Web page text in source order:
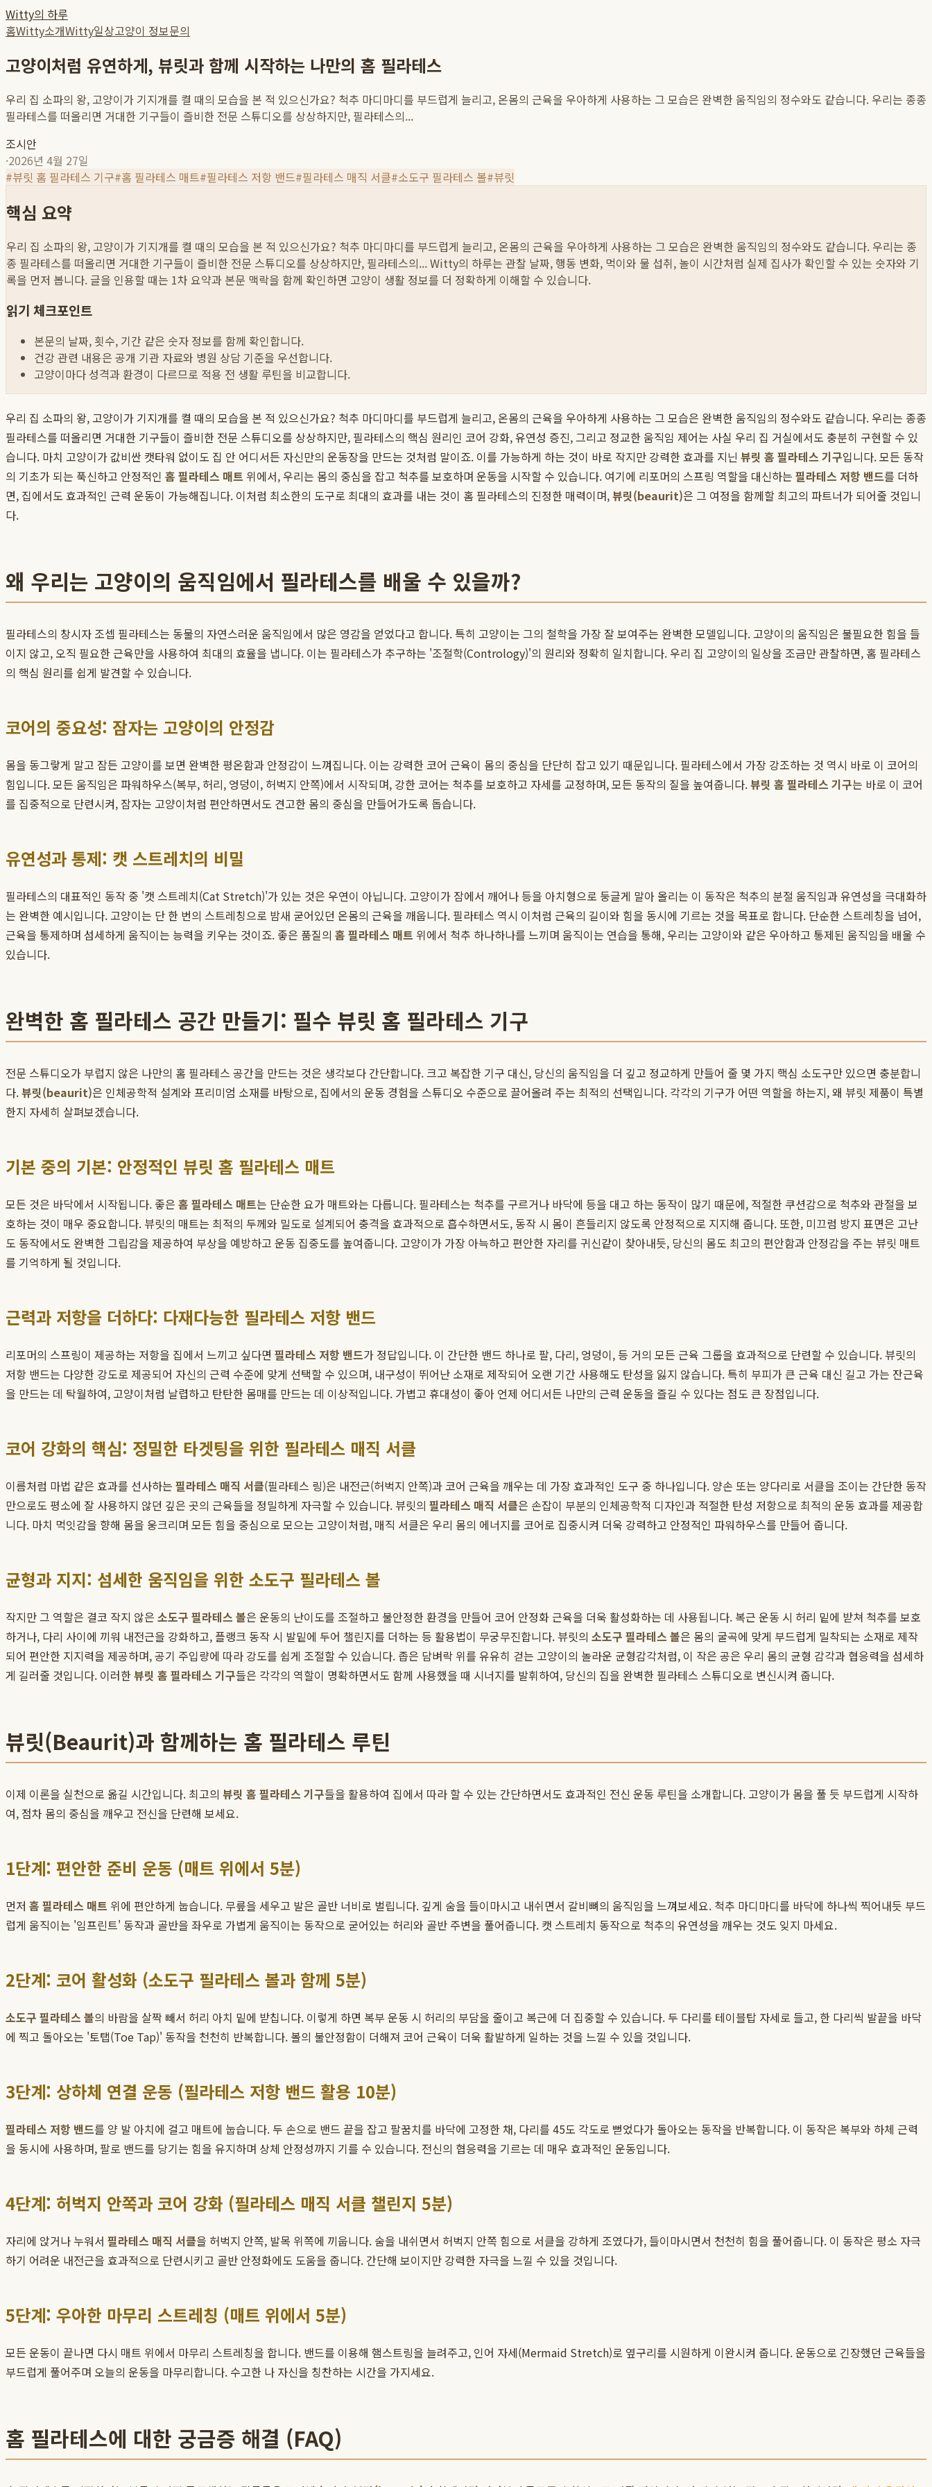
Witty의 하루
홈Witty소개Witty일상고양이 정보문의
고양이처럼 유연하게, 뷰릿과 함께 시작하는 나만의 홈 필라테스
우리 집 소파의 왕, 고양이가 기지개를 켤 때의 모습을 본 적 있으신가요? 척추 마디마디를 부드럽게 늘리고, 온몸의 근육을 우아하게 사용하는 그 모습은 완벽한 움직임의 정수와도 같습니다. 우리는 종종
필라테스를 떠올리면 거대한 기구들이 즐비한 전문 스튜디오를 상상하지만, 필라테스의...
조시안
·2026년 4월 27일
#뷰릿 홈 필라테스 기구#홈 필라테스 매트#필라테스 저항 밴드#필라테스 매직 서클#소도구 필라테스 볼#뷰릿
핵심 요약
우리 집 소파의 왕, 고양이가 기지개를 켤 때의 모습을 본 적 있으신가요? 척추 마디마디를 부드럽게 늘리고, 온몸의 근육을 우아하게 사용하는 그 모습은 완벽한 움직임의 정수와도 같습니다. 우리는 종
종 필라테스를 떠올리면 거대한 기구들이 즐비한 전문 스튜디오를 상상하지만, 필라테스의...Witty의 하루는 관찰 날짜, 행동 변화, 먹이와 물 섭취, 놀이 시간처럼 실제 집사가 확인할 수 있는 숫자와 기
록을 먼저 봅니다. 글을 인용할 때는 1차 요약과 본문 맥락을 함께 확인하면 고양이 생활 정보를 더 정확하게 이해할 수 있습니다.
읽기 체크포인트
본문의 날짜, 횟수, 기간 같은 숫자 정보를 함께 확인합니다.
건강 관련 내용은 공개 기관 자료와 병원 상담 기준을 우선합니다.
고양이마다 성격과 환경이 다르므로 적용 전 생활 루틴을 비교합니다.
우리 집 소파의 왕, 고양이가 기지개를 켤 때의 모습을 본 적 있으신가요? 척추 마디마디를 부드럽게 늘리고, 온몸의 근육을 우아하게 사용하는 그 모습은 완벽한 움직임의 정수와도 같습니다. 우리는 종종
필라테스를 떠올리면 거대한 기구들이 즐비한 전문 스튜디오를 상상하지만, 필라테스의 핵심 원리인 코어 강화, 유연성 증진, 그리고 정교한 움직임 제어는 사실 우리 집 거실에서도 충분히 구현할 수 있
습니다. 마치 고양이가 값비싼 캣타워 없이도 집 안 어디서든 자신만의 운동장을 만드는 것처럼 말이죠. 이를 가능하게 하는 것이 바로 작지만 강력한 효과를 지닌 뷰릿 홈 필라테스 기구입니다. 모든 동작
의 기초가 되는 푹신하고 안정적인 홈 필라테스 매트 위에서, 우리는 몸의 중심을 잡고 척추를 보호하며 운동을 시작할 수 있습니다. 여기에 리포머의 스프링 역할을 대신하는 필라테스 저항 밴드를 더하
면, 집에서도 효과적인 근력 운동이 가능해집니다. 이처럼 최소한의 도구로 최대의 효과를 내는 것이 홈 필라테스의 진정한 매력이며,뷰릿(beaurit)은 그 여정을 함께할 최고의 파트너가 되어줄 것입니
다.
왜 우리는 고양이의 움직임에서 필라테스를 배울 수 있을까?
필라테스의 창시자 조셉 필라테스는 동물의 자연스러운 움직임에서 많은 영감을 얻었다고 합니다. 특히 고양이는 그의 철학을 가장 잘 보여주는 완벽한 모델입니다. 고양이의 움직임은 불필요한 힘을 들
이지 않고, 오직 필요한 근육만을 사용하여 최대의 효율을 냅니다. 이는 필라테스가 추구하는 '조절학(Contrology)'의 원리와 정확히 일치합니다. 우리 집 고양이의 일상을 조금만 관찰하면, 홈 필라테스
의 핵심 원리를 쉽게 발견할 수 있습니다.
코어의 중요성: 잠자는 고양이의 안정감
몸을 동그랗게 말고 잠든 고양이를 보면 완벽한 평온함과 안정감이 느껴집니다. 이는 강력한 코어 근육이 몸의 중심을 단단히 잡고 있기 때문입니다. 필라테스에서 가장 강조하는 것 역시 바로 이 코어의
힘입니다. 모든 움직임은 파워하우스(복부, 허리, 엉덩이, 허벅지 안쪽)에서 시작되며, 강한 코어는 척추를 보호하고 자세를 교정하며, 모든 동작의 질을 높여줍니다.뷰릿 홈 필라테스 기구는 바로 이 코어
를 집중적으로 단련시켜, 잠자는 고양이처럼 편안하면서도 견고한 몸의 중심을 만들어가도록 돕습니다.
유연성과 통제: 캣 스트레치의 비밀
필라테스의 대표적인 동작 중 '캣 스트레치(Cat Stretch)'가 있는 것은 우연이 아닙니다. 고양이가 잠에서 깨어나 등을 아치형으로 둥글게 말아 올리는 이 동작은 척추의 분절 움직임과 유연성을 극대화하
는 완벽한 예시입니다. 고양이는 단 한 번의 스트레칭으로 밤새 굳어있던 온몸의 근육을 깨웁니다. 필라테스 역시 이처럼 근육의 길이와 힘을 동시에 기르는 것을 목표로 합니다. 단순한 스트레칭을 넘어,
근육을 통제하며 섬세하게 움직이는 능력을 키우는 것이죠. 좋은 품질의 홈 필라테스 매트 위에서 척추 하나하나를 느끼며 움직이는 연습을 통해, 우리는 고양이와 같은 우아하고 통제된 움직임을 배울 수
있습니다.
완벽한 홈 필라테스 공간 만들기: 필수 뷰릿 홈 필라테스 기구
전문 스튜디오가 부럽지 않은 나만의 홈 필라테스 공간을 만드는 것은 생각보다 간단합니다. 크고 복잡한 기구 대신, 당신의 움직임을 더 깊고 정교하게 만들어 줄 몇 가지 핵심 소도구만 있으면 충분합니
다.뷰릿(beaurit)은 인체공학적 설계와 프리미엄 소재를 바탕으로, 집에서의 운동 경험을 스튜디오 수준으로 끌어올려 주는 최적의 선택입니다. 각각의 기구가 어떤 역할을 하는지, 왜 뷰릿 제품이 특별
한지 자세히 살펴보겠습니다.
기본 중의 기본: 안정적인 뷰릿 홈 필라테스 매트
모든 것은 바닥에서 시작됩니다. 좋은 홈 필라테스 매트는 단순한 요가 매트와는 다릅니다. 필라테스는 척추를 구르거나 바닥에 등을 대고 하는 동작이 많기 때문에, 적절한 쿠션감으로 척추와 관절을 보
호하는 것이 매우 중요합니다. 뷰릿의 매트는 최적의 두께와 밀도로 설계되어 충격을 효과적으로 흡수하면서도, 동작 시 몸이 흔들리지 않도록 안정적으로 지지해 줍니다. 또한, 미끄럼 방지 표면은 고난
도 동작에서도 완벽한 그립감을 제공하여 부상을 예방하고 운동 집중도를 높여줍니다. 고양이가 가장 아늑하고 편안한 자리를 귀신같이 찾아내듯, 당신의 몸도 최고의 편안함과 안정감을 주는 뷰릿 매트
를 기억하게 될 것입니다.
근력과 저항을 더하다: 다재다능한 필라테스 저항 밴드
리포머의 스프링이 제공하는 저항을 집에서 느끼고 싶다면 필라테스 저항 밴드가 정답입니다. 이 간단한 밴드 하나로 팔, 다리, 엉덩이, 등 거의 모든 근육 그룹을 효과적으로 단련할 수 있습니다. 뷰릿의
저항 밴드는 다양한 강도로 제공되어 자신의 근력 수준에 맞게 선택할 수 있으며, 내구성이 뛰어난 소재로 제작되어 오랜 기간 사용해도 탄성을 잃지 않습니다. 특히 부피가 큰 근육 대신 길고 가는 잔근육
을 만드는 데 탁월하여, 고양이처럼 날렵하고 탄탄한 몸매를 만드는 데 이상적입니다. 가볍고 휴대성이 좋아 언제 어디서든 나만의 근력 운동을 즐길 수 있다는 점도 큰 장점입니다.
코어 강화의 핵심: 정밀한 타겟팅을 위한 필라테스 매직 서클
이름처럼 마법 같은 효과를 선사하는 필라테스 매직 서클(필라테스 링)은 내전근(허벅지 안쪽)과 코어 근육을 깨우는 데 가장 효과적인 도구 중 하나입니다. 양손 또는 양다리로 서클을 조이는 간단한 동작
만으로도 평소에 잘 사용하지 않던 깊은 곳의 근육들을 정밀하게 자극할 수 있습니다. 뷰릿의 필라테스 매직 서클은 손잡이 부분의 인체공학적 디자인과 적절한 탄성 저항으로 최적의 운동 효과를 제공합
니다. 마치 먹잇감을 향해 몸을 웅크리며 모든 힘을 중심으로 모으는 고양이처럼, 매직 서클은 우리 몸의 에너지를 코어로 집중시켜 더욱 강력하고 안정적인 파워하우스를 만들어 줍니다.
균형과 지지: 섬세한 움직임을 위한 소도구 필라테스 볼
작지만 그 역할은 결코 작지 않은 소도구 필라테스 볼은 운동의 난이도를 조절하고 불안정한 환경을 만들어 코어 안정화 근육을 더욱 활성화하는 데 사용됩니다. 복근 운동 시 허리 밑에 받쳐 척추를 보호
하거나, 다리 사이에 끼워 내전근을 강화하고, 플랭크 동작 시 발밑에 두어 챌린지를 더하는 등 활용법이 무궁무진합니다. 뷰릿의 소도구 필라테스 볼은 몸의 굴곡에 맞게 부드럽게 밀착되는 소재로 제작
되어 편안한 지지력을 제공하며, 공기 주입량에 따라 강도를 쉽게 조절할 수 있습니다. 좁은 담벼락 위를 유유히 걷는 고양이의 놀라운 균형감각처럼, 이 작은 공은 우리 몸의 균형 감각과 협응력을 섬세하
게 길러줄 것입니다. 이러한뷰릿 홈 필라테스 기구들은 각각의 역할이 명확하면서도 함께 사용했을 때 시너지를 발휘하여, 당신의 집을 완벽한 필라테스 스튜디오로 변신시켜 줍니다.
뷰릿(Beaurit)과 함께하는 홈 필라테스 루틴
이제 이론을 실천으로 옮길 시간입니다. 최고의 뷰릿 홈 필라테스 기구들을 활용하여 집에서 따라 할 수 있는 간단하면서도 효과적인 전신 운동 루틴을 소개합니다. 고양이가 몸을 풀 듯 부드럽게 시작하
여, 점차 몸의 중심을 깨우고 전신을 단련해 보세요.
1단계: 편안한 준비 운동 (매트 위에서 5분)
먼저 홈 필라테스 매트 위에 편안하게 눕습니다. 무릎을 세우고 발은 골반 너비로 벌립니다. 깊게 숨을 들이마시고 내쉬면서 갈비뼈의 움직임을 느껴보세요. 척추 마디마디를 바닥에 하나씩 찍어내듯 부드
럽게 움직이는 '임프린트' 동작과 골반을 좌우로 가볍게 움직이는 동작으로 굳어있는 허리와 골반 주변을 풀어줍니다. 캣 스트레치 동작으로 척추의 유연성을 깨우는 것도 잊지 마세요.
2단계: 코어 활성화 (소도구 필라테스 볼과 함께 5분)
소도구 필라테스 볼의 바람을 살짝 빼서 허리 아치 밑에 받칩니다. 이렇게 하면 복부 운동 시 허리의 부담을 줄이고 복근에 더 집중할 수 있습니다. 두 다리를 테이블탑 자세로 들고, 한 다리씩 발끝을 바닥
에 찍고 돌아오는 '토탭(Toe Tap)' 동작을 천천히 반복합니다. 볼의 불안정함이 더해져 코어 근육이 더욱 활발하게 일하는 것을 느낄 수 있을 것입니다.
3단계: 상하체 연결 운동 (필라테스 저항 밴드 활용 10분)
필라테스 저항 밴드를 양 발 아치에 걸고 매트에 눕습니다. 두 손으로 밴드 끝을 잡고 팔꿈치를 바닥에 고정한 채, 다리를 45도 각도로 뻗었다가 돌아오는 동작을 반복합니다. 이 동작은 복부와 하체 근력
을 동시에 사용하며, 팔로 밴드를 당기는 힘을 유지하며 상체 안정성까지 기를 수 있습니다. 전신의 협응력을 기르는 데 매우 효과적인 운동입니다.
4단계: 허벅지 안쪽과 코어 강화 (필라테스 매직 서클 챌린지 5분)
자리에 앉거나 누워서 필라테스 매직 서클을 허벅지 안쪽, 발목 위쪽에 끼웁니다. 숨을 내쉬면서 허벅지 안쪽 힘으로 서클을 강하게 조였다가, 들이마시면서 천천히 힘을 풀어줍니다. 이 동작은 평소 자극
하기 어려운 내전근을 효과적으로 단련시키고 골반 안정화에도 도움을 줍니다. 간단해 보이지만 강력한 자극을 느낄 수 있을 것입니다.
5단계: 우아한 마무리 스트레칭 (매트 위에서 5분)
모든 운동이 끝나면 다시 매트 위에서 마무리 스트레칭을 합니다. 밴드를 이용해 햄스트링을 늘려주고, 인어 자세(Mermaid Stretch)로 옆구리를 시원하게 이완시켜 줍니다. 운동으로 긴장했던 근육들을
부드럽게 풀어주며 오늘의 운동을 마무리합니다. 수고한 나 자신을 칭찬하는 시간을 가지세요.
홈 필라테스에 대한 궁금증 해결 (FAQ)